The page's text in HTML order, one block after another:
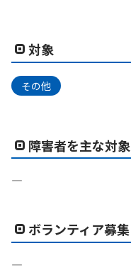
対象
その他
障害者を主な対象
―
ボランティア募集
―